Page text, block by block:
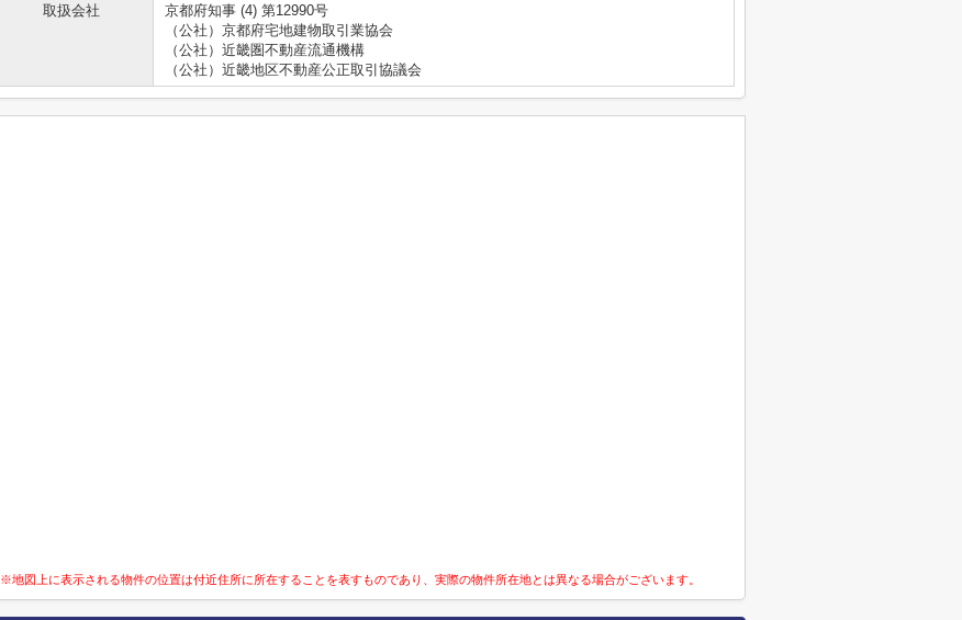
取扱会社
京都府知事 (4) 第12990号
（公社）京都府宅地建物取引業協会
（公社）近畿圏不動産流通機構
（公社）近畿地区不動産公正取引協議会
※地図上に表示される物件の位置は付近住所に所在することを表すものであり、実際の物件所在地とは異なる場合がございます。